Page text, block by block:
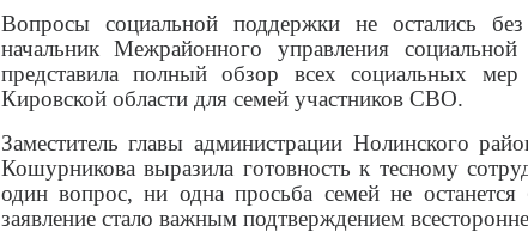
Вопросы социальной поддержки не остались
начальник Межрайонного управления
представила полный обзор всех социальных
Кировской области для семей участников СВО.
Заместитель главы администрации Нолинского
Кошурникова выразила готовность к тесному
один вопрос, ни одна просьба семей не
заявление стало важным подтверждением